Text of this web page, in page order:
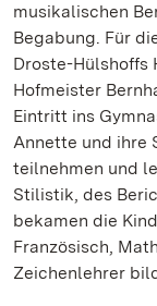
musikalischen
Begabung. Für
Droste-Hülshoffs
Hofmeister
Eintritt ins
Annette und ihre
teilnehmen und
Stilistik, des
bekamen die
Französisch,
Zeichenlehrer